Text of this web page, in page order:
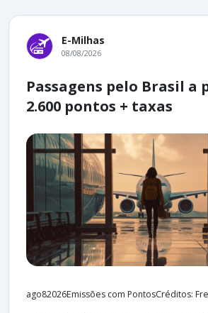
E-Milhas
08/08/2026
Passagens pelo Brasil a
2.600 pontos + taxas
ago82026Emissões com PontosCréditos: